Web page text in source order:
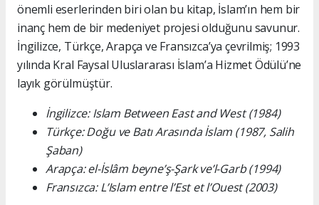
önemli eserlerinden biri olan bu kitap, İslam’ın hem bir
inanç hem de bir medeniyet projesi olduğunu savunur.
İngilizce, Türkçe, Arapça ve Fransızca’ya çevrilmiş; 1993
yılında Kral Faysal Uluslararası İslam’a Hizmet Ödülü’ne
layık görülmüştür.
İngilizce: Islam Between East and West (1984)
Türkçe: Doğu ve Batı Arasında İslam (1987, Salih
Şaban)
Arapça: el-İslâm beyne’ş-Şark ve’l-Garb (1994)
Fransızca: L’Islam entre l’Est et l’Ouest (2003)